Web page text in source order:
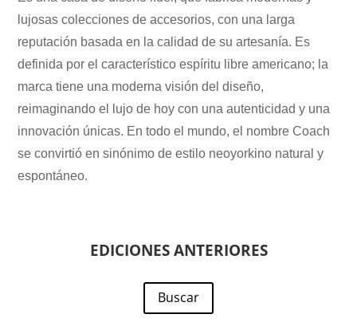
lujosas colecciones de accesorios, con una larga
reputación basada en la calidad de su artesanía. Es
definida por el característico espíritu libre americano; la
marca tiene una moderna visión del diseño,
reimaginando el lujo de hoy con una autenticidad y una
innovación únicas. En todo el mundo, el nombre Coach
se convirtió en sinónimo de estilo neoyorkino natural y
espontáneo.
EDICIONES ANTERIORES
Buscar